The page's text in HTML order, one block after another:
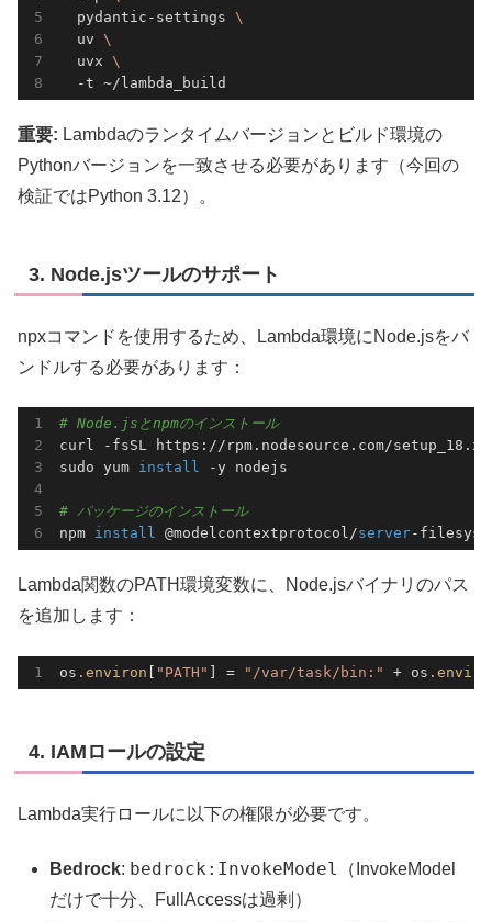
  pydantic-settings
\
  uv
\
  uvx
\
重要: Lambdaのランタイムバージョンとビルド環境の
Pythonバージョンを一致させる必要があります（今回の
検証ではPython 3.12）。
3. Node.jsツールのサポート
npxコマンドを使用するため、Lambda環境にNode.jsをバ
ンドルする必要があります：
# Node.jsとnpmのインストール
curl -fsSL https://rpm.nodesource.com/
sudo yum install -y nodejs
# パッケージのインストール
npm install @modelcontextprotocol/server-
Lambda関数のPATH環境変数に、Node.jsバイナリのパス
を追加します：
os .environ [ "PATH" ] = "/var/task/bin:" + os
4. IAMロールの設定
Lambda実行ロールに以下の権限が必要です。
Bedrock: bedrock:InvokeModel
（InvokeModel
だけで十分、FullAccessは過剰）